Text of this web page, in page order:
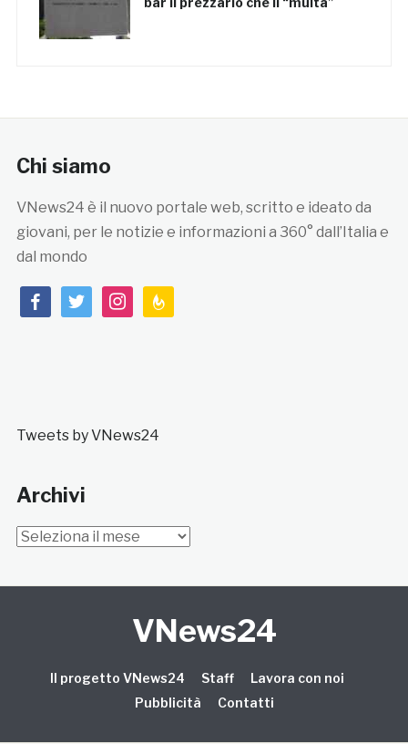
Chi siamo
VNews24 è il nuovo portale web, scritto e ideato da
giovani, per le notizie e informazioni a 360° dall’Italia e
dal mondo
facebooktwitterinstagramfeedburner
Tweets by VNews24
Archivi
Archivi
VNews24
Il progetto VNews24 Staff
Lavora con noi
Pubblicità
Contatti